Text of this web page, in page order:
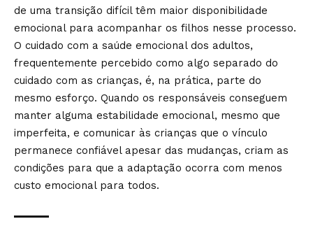
de uma transição difícil têm maior disponibilidade
emocional para acompanhar os filhos nesse processo.
O cuidado com a saúde emocional dos adultos,
frequentemente percebido como algo separado do
cuidado com as crianças, é, na prática, parte do
mesmo esforço. Quando os responsáveis conseguem
manter alguma estabilidade emocional, mesmo que
imperfeita, e comunicar às crianças que o vínculo
permanece confiável apesar das mudanças, criam as
condições para que a adaptação ocorra com menos
custo emocional para todos.